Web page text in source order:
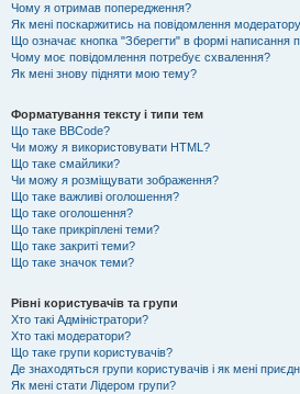
Чому я отримав попередження?
Як мені поскаржитись на повідомлення
Що означає кнопка "Зберегти" в формі написання
Чому моє повідомлення потребує схвалення?
Як мені знову підняти мою тему?
Форматування тексту і типи тем
Що таке BBCode?
Чи можу я використовувати HTML?
Що таке смайлики?
Чи можу я розміщувати зображення?
Що таке важливі оголошення?
Що таке оголошення?
Що таке прикріплені теми?
Що таке закриті теми?
Що таке значок теми?
Рівні користувачів та групи
Хто такі Адміністратори?
Хто такі модератори?
Що таке групи користувачів?
Де знаходяться групи користувачів і як мені
Як мені стати Лідером групи?